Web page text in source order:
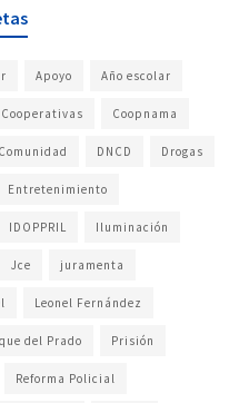
Apoyo Año escolar
Cooperativas Coopnama
DNCD Drogas
Entretenimiento
IDOPPRIL Iluminación
Jce juramenta
Leonel Fernández
del Prado Prisión
Reforma Policial